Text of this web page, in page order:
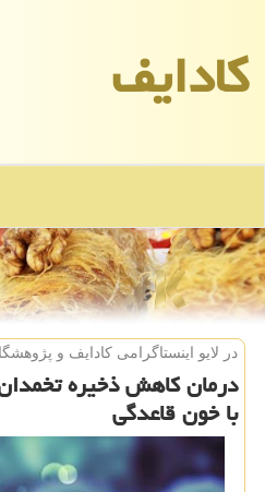
كادایف
در لایو اینستاگرامی كادایف و
با خون قاعدگی